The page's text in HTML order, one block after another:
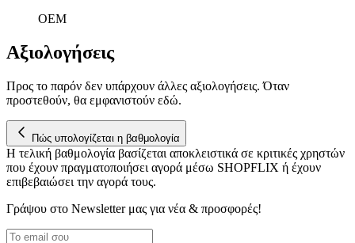
OEM
Αξιολογήσεις
Προς το παρόν δεν υπάρχουν άλλες αξιολογήσεις. Όταν
προστεθούν, θα εμφανιστούν εδώ.
Πώς υπολογίζεται η βαθμολογία
Η τελική βαθμολογία βασίζεται αποκλειστικά σε κριτικές χρηστών
που έχουν πραγματοποιήσει αγορά μέσω SHOPFLIX ή έχουν
επιβεβαιώσει την αγορά τους.
Γράψου στο Νewsletter μας για νέα & προσφορές!